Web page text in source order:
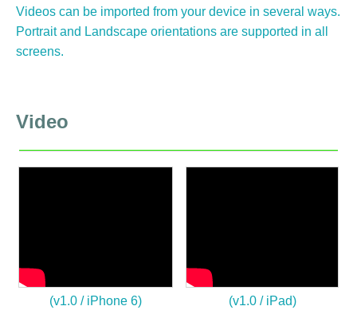
Videos can be imported from your device in several ways.
Portrait and Landscape orientations are supported in all
screens.
Video
(v1.0 / iPhone 6) (v1.0 / iPad)